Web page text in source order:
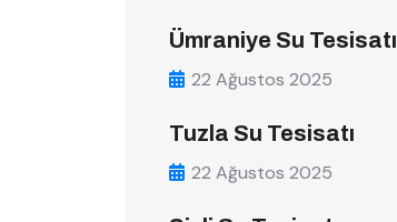
Ümraniye Su Tesisatı
22 Ağustos 2025
Tuzla Su Tesisatı
22 Ağustos 2025